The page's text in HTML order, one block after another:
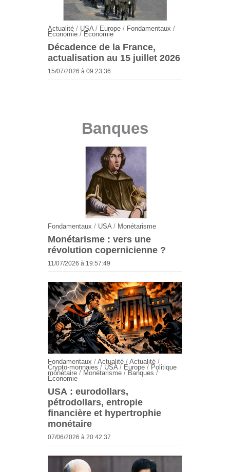
Actualité/ USA/ Europe/ Fondamentaux /
Economie/ Economie
Décadence de la France,
actualisation au 15 juillet 2026
15/07/2026 à 09:23:36
Banques
Fondamentaux / USA/ Monétarisme
Monétarisme : vers une
révolution copernicienne ?
11/07/2026 à 19:57:49
Fondamentaux / Actualité/ Actualité/
Crypto-monnaies / USA/ Europe/ Politique
monétaire/ Monétarisme/ Banques /
Economie
USA : eurodollars,
pétrodollars, entropie
financière et hypertrophie
monétaire
07/06/2026 à 20:42:37